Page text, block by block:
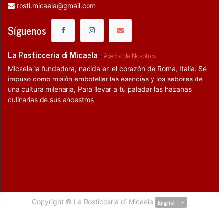
rosti.micaela@gmail.com
Síguenos
La Rosticceria di Micaela -Acerca de Nosotros
Micaela la fundadora, nacida en el corazón de Roma, Italia. Se
impuso como misión embotellar las esencias y los sabores de
una cultura milenaria, Para llevar a tu paladar las hazanas
culinarias de sus ancestros
Copyright © La Rosticceria di Micaela English